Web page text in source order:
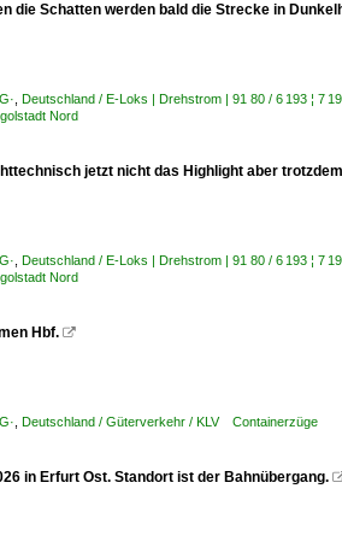
die Schatten werden bald die Strecke in
Deutschland / E-Loks | Drehstrom | 91 80 / 6 193 ¦
Nord
jetzt nicht das Highlight aber
Deutschland / E-Loks | Drehstrom | 91 80 / 6 193 ¦
Nord
Hbf. 
Deutschland / Güterverkehr / KLV Containerzüge
in Erfurt Ost. Standort ist der Bahnübergang.